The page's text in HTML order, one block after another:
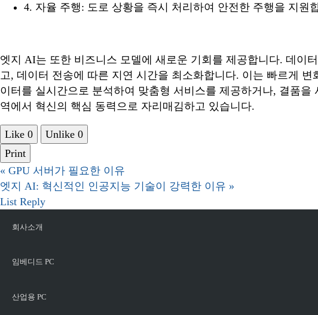
4. 자율 주행: 도로 상황을 즉시 처리하여 안전한 주행을 지원
엣지 AI는 또한 비즈니스 모델에 새로운 기회를 제공합니다. 데이
고, 데이터 전송에 따른 지연 시간을 최소화합니다. 이는 빠르게
이터를 실시간으로 분석하여 맞춤형 서비스를 제공하거나, 결품
역에서 혁신의 핵심 동력으로 자리매김하고 있습니다.
Like 0 Unlike 0
Print
« GPU 서버가 필요한 이유
엣지 AI: 혁신적인 인공지능 기술이 강력한 이유 »
List Reply
회사소개
임베디드 PC
산업용 PC